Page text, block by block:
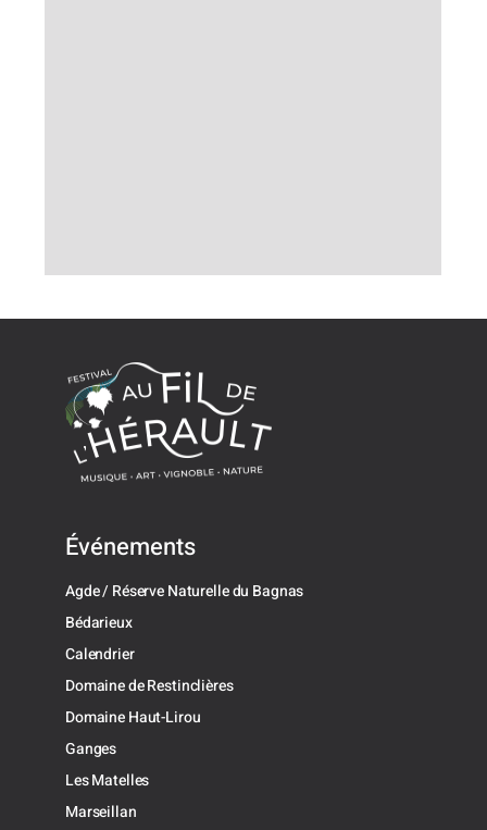
Événements
Agde / Réserve Naturelle du Bagnas
Bédarieux
Calendrier
Domaine de Restinclières
Domaine Haut-Lirou
Ganges
Les Matelles
Marseillan